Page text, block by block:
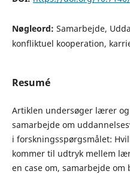
Nøgleord: Samarbejde,
konfliktuel kooperation,
Resumé
Artiklen undersøger lærer
samarbejde om
i forskningsspørgsmålet:
kommer til udtryk mellem
en case om, samarbejde